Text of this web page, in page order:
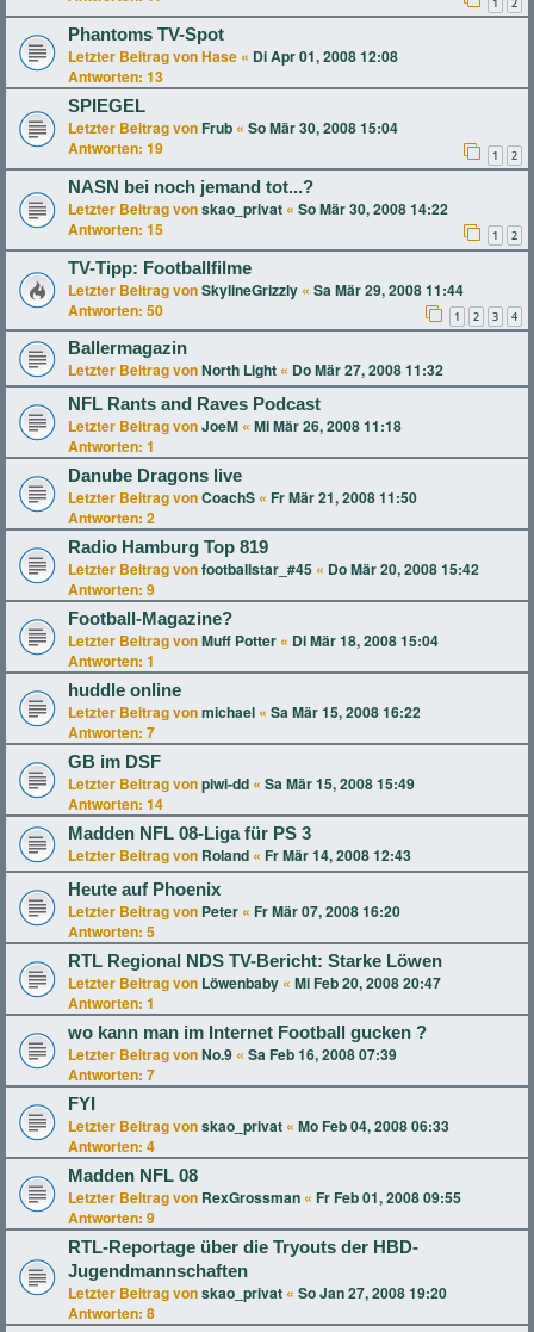
Phantoms TV-Spot
Letzter Beitrag vonHase « Di Apr 01, 2008 12:08
Antworten: 13
SPIEGEL
Letzter Beitrag von Frub « So Mär 30, 2008 15:04
Antworten: 19 1 2
NASN bei noch jemand tot...?
Letzter Beitrag vonskao_privat « So Mär 30, 2008 14:22
Antworten: 15 1 2
TV-Tipp: Footballfilme
Letzter Beitrag vonSkylineGrizzly « Sa Mär 29, 2008 11:44
Antworten: 50 1 2 3 4
Ballermagazin
Letzter Beitrag vonNorth Light « Do Mär 27, 2008 11:32
NFL Rants and Raves Podcast
Letzter Beitrag vonJoeM « Mi Mär 26, 2008 11:18
Antworten: 1
Danube Dragons live
Letzter Beitrag vonCoachS « Fr Mär 21, 2008 11:50
Antworten: 2
Radio Hamburg Top 819
Letzter Beitrag vonfootballstar_#45 « Do Mär 20, 2008 15:42
Antworten: 9
Football-Magazine?
Letzter Beitrag vonMuff Potter « Di Mär 18, 2008 15:04
Antworten: 1
huddle online
Letzter Beitrag vonmichael « Sa Mär 15, 2008 16:22
Antworten: 7
GB im DSF
Letzter Beitrag vonpiwi-dd « Sa Mär 15, 2008 15:49
Antworten: 14
Madden NFL 08-Liga für PS 3
Letzter Beitrag von Roland « Fr Mär 14, 2008 12:43
Heute auf Phoenix
Letzter Beitrag von Peter « Fr Mär 07, 2008 16:20
Antworten: 5
RTL Regional NDS TV-Bericht: Starke Löwen
Letzter Beitrag von Löwenbaby « Mi Feb 20, 2008 20:47
Antworten: 1
wo kann man im Internet Football gucken ?
Letzter Beitrag vonNo.9 « Sa Feb 16, 2008 07:39
Antworten: 7
FYI
Letzter Beitrag vonskao_privat « Mo Feb 04, 2008 06:33
Antworten: 4
Madden NFL 08
Letzter Beitrag von RexGrossman « Fr Feb 01, 2008 09:55
Antworten: 9
RTL-Reportage über die Tryouts der HBD-
Jugendmannschaften
Letzter Beitrag vonskao_privat « So Jan 27, 2008 19:20
Antworten: 8